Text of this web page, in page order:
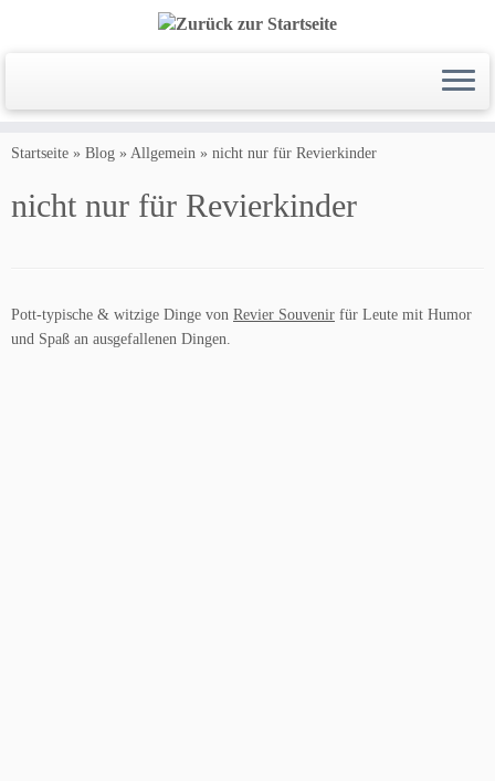
Inhalt
Startseite » Blog » Allgemein » nicht nur für Revierkinder
nicht nur für Revierkinder
Pott-typische & witzige Dinge von Revier Souvenir für Leute mit Humor
und Spaß an ausgefallenen Dingen.